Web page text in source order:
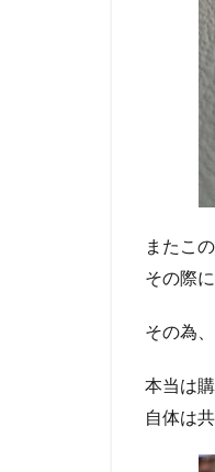
またこ
その際
その為
本当は
自体は